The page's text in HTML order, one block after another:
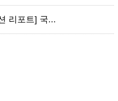
리포트] 국...